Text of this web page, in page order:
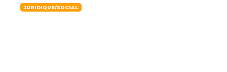
JURIDIQUE/SOCIAL